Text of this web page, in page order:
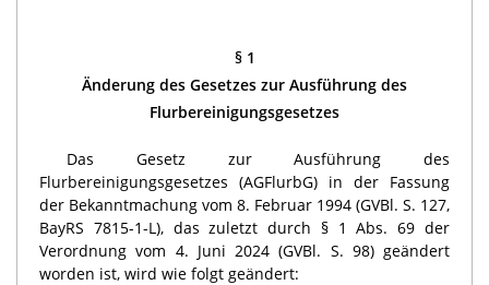
§ 1
Änderung des Gesetzes zur Ausführung des
Flurbereinigungsgesetzes
Das Gesetz zur Ausführung des
Flurbereinigungsgesetzes (AGFlurbG) in der Fassung
der Bekanntmachung vom 8. Februar 1994 (GVBl. S. 127,
BayRS 7815-1-L), das zuletzt durch § 1 Abs. 69 der
Verordnung vom 4. Juni 2024 (GVBl. S. 98) geändert
worden ist, wird wie folgt geändert: